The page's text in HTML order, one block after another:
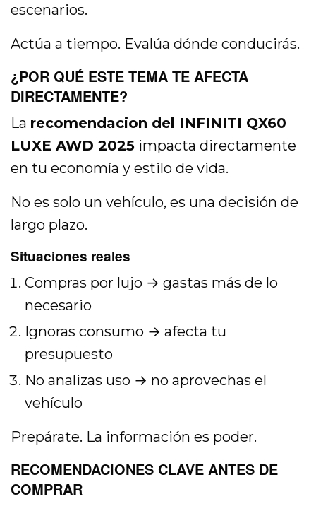
escenarios.
Actúa a tiempo. Evalúa dónde conducirás.
¿POR QUÉ ESTE TEMA TE AFECTA
DIRECTAMENTE?
La recomendacion del INFINITI QX60
LUXE AWD 2025 impacta directamente
en tu economía y estilo de vida.
No es solo un vehículo, es una decisión de
largo plazo.
Situaciones reales
Compras por lujo → gastas más de lo
necesario
Ignoras consumo → afecta tu
presupuesto
No analizas uso → no aprovechas el
vehículo
Prepárate. La información es poder.
RECOMENDACIONES CLAVE ANTES DE
COMPRAR